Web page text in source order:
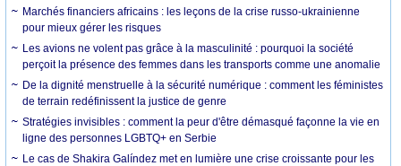
Marchés financiers africains : les leçons de la crise russo-ukrainienne
pour mieux gérer les risques
Les avions ne volent pas grâce à la masculinité : pourquoi la société
perçoit la présence des femmes dans les transports comme une anomalie
De la dignité menstruelle à la sécurité numérique : comment les féministes
de terrain redéfinissent la justice de genre
Stratégies invisibles : comment la peur d'être démasqué façonne la vie en
ligne des personnes LGBTQ+ en Serbie
Le cas de Shakira Galíndez met en lumière une crise croissante pour les